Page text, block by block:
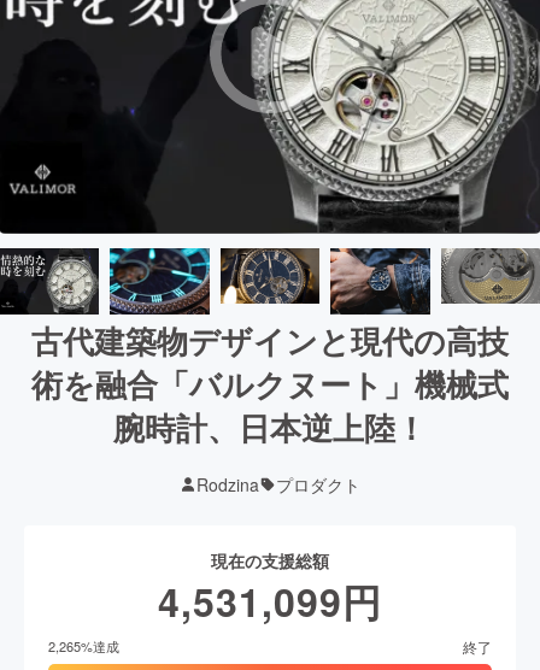
古代建築物デザインと現代の高技
術を融合「バルクヌート」機械式
腕時計、日本逆上陸！
Rodzina プロダクト
現在の支援総額
4,531,099円
2,265%達成 終了